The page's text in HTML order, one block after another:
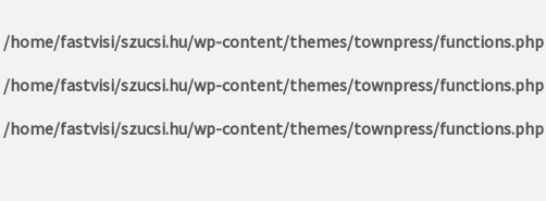
/home/fastvisi/szucsi.hu/wp-content/themes/townpress/functions.php
/home/fastvisi/szucsi.hu/wp-content/themes/townpress/functions.php
/home/fastvisi/szucsi.hu/wp-content/themes/townpress/functions.php